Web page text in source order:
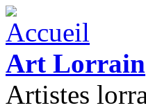
Aller au contenu principal
Art Lorrain
Artistes